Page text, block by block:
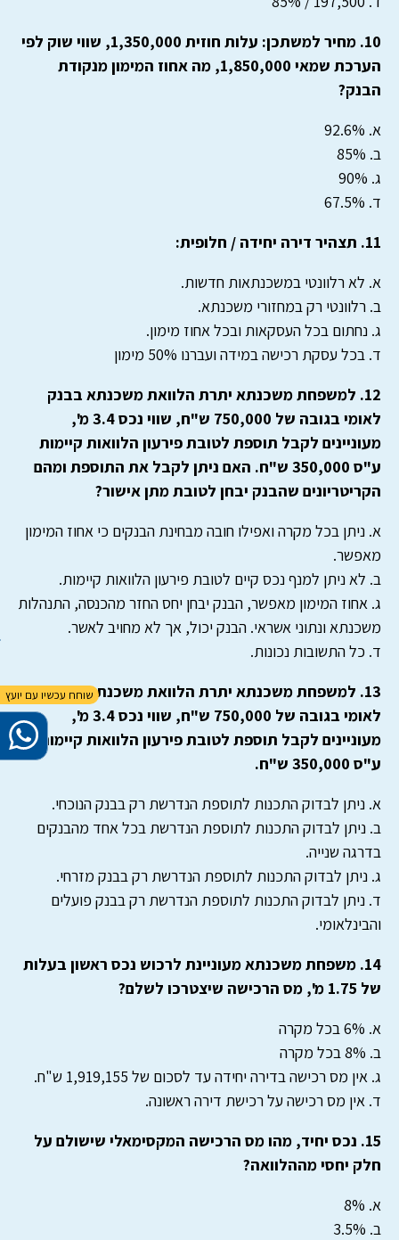
10. מחיר למשתכן: עלות חוזית 1,350,000, שווי שוק לפי
הערכת שמאי 1,850,000, מה אחוז המימון מנקודת
הבנק?
א. 92.6%
ב. 85%
ג. 90%
ד. 67.5%
11. תצהיר דירה יחידה / חלופית:
א. לא רלוונטי במשכנתאות חדשות.
ב. רלוונטי רק במחזורי משכנתא.
ג. נחתום בכל העסקאות ובכל אחוז מימון.
ד. בכל עסקת רכישה במידה ועברנו 50% מימון
12. למשפחת משכנתא יתרת הלוואת משכנתא בבנק
לאומי בגובה של 750,000 ש"ח, שווי נכס 3.4 מ',
מעוניינים לקבל תוספת לטובת פירעון הלוואות קיימות
ע"ס 350,000 ש"ח. האם ניתן לקבל את התוספת ומהם
הקריטריונים שהבנק יבחן לטובת מתן אישור?
א. ניתן בכל מקרה ואפילו חובה מבחינת הבנקים כי אחוז המימון
מאפשר.
ב. לא ניתן למנף נכס קיים לטובת פירעון הלוואות קיימות.
ג. אחוז המימון מאפשר, הבנק יבחן יחס החזר מהכנסה, התנהלות
משכנתא ונתוני אשראי. הבנק יכול, אך לא מחויב לאשר.
ד. כל התשובות נכונות.
13. למשפחת משכנתא יתרת הלוואת משכנתא בבנק
לאומי בגובה של 750,000 ש"ח, שווי נכס 3.4 מ',
מעוניינים לקבל תוספת לטובת פירעון הלוואות קיימות
ע"ס 350,000 ש"ח.
א. ניתן לבדוק התכנות לתוספת הנדרשת רק בבנק הנוכחי.
ב. ניתן לבדוק התכנות לתוספת הנדרשת בכל אחד מהבנקים
בדרגה שנייה.
ג. ניתן לבדוק התכנות לתוספת הנדרשת רק בבנק מזרחי.
ד. ניתן לבדוק התכנות לתוספת הנדרשת רק בבנק פועלים
והבינלאומי.
14. משפחת משכנתא מעוניינת לרכוש נכס ראשון בעלות
של 1.75 מ', מס הרכישה שיצטרכו לשלם?
א. 6% בכל מקרה
ב. 8% בכל מקרה
ג. אין מס רכישה בדירה יחידה עד לסכום של 1,919,155 ש"ח.
ד. אין מס רכישה על רכישת דירה ראשונה.
15. נכס יחיד, מהו מס הרכישה המקסימאלי שישולם על
חלק יחסי מההלוואה?
א. 8%
ב. 3.5%